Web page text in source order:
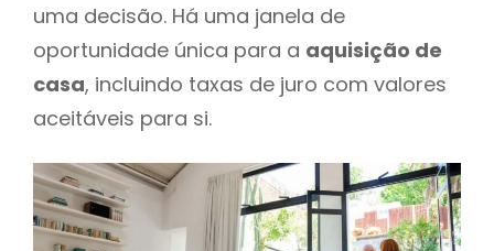
uma decisão. Há uma janela de
oportunidade única para a aquisição de
casa, incluindo taxas de juro com valores
aceitáveis para si.